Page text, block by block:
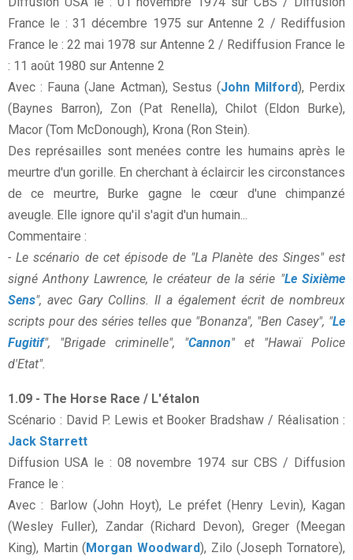
France le : 31 décembre 1975 sur Antenne 2 / Rediffusion
France le : 22 mai 1978 sur Antenne 2 / Rediffusion France le
: 11 août 1980 sur Antenne 2
Avec : Fauna (Jane Actman), Sestus (John Milford), Perdix
(Baynes Barron), Zon (Pat Renella), Chilot (Eldon Burke),
Macor (Tom McDonough), Krona (Ron Stein).
Des représailles sont menées contre les humains après le
meurtre d'un gorille. En cherchant à éclaircir les circonstances
de ce meurtre, Burke gagne le cœur d'une chimpanzé
aveugle. Elle ignore qu'il s'agit d'un humain...
Commentaire :
- Le scénario de cet épisode de "La Planète des Singes" est
signé Anthony Lawrence, le créateur de la série "Le Sixième
Sens", avec Gary Collins. Il a également écrit de nombreux
scripts pour des séries telles que "Bonanza", "Ben Casey", "Le
Fugitif", "Brigade criminelle", "Cannon" et "Hawaï Police
d'Etat".
1.09 - The Horse Race / L'étalon
Scénario : David P. Lewis et Booker Bradshaw / Réalisation :
Jack Starrett
Diffusion USA le : 08 novembre 1974 sur CBS / Diffusion
France le :
Avec : Barlow (John Hoyt), Le préfet (Henry Levin), Kagan
(Wesley Fuller), Zandar (Richard Devon), Greger (Meegan
King), Martin (Morgan Woodward), Zilo (Joseph Tornatore),